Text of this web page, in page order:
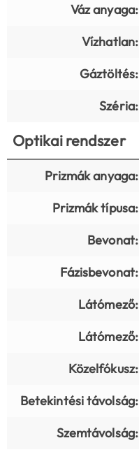
Váz anyaga:
Vízhatlan:
Gáztöltés:
Széria:
Optikai rendszer
Prizmák anyaga:
Prizmák típusa:
Bevonat:
Fázisbevonat:
Látómező:
Látómező:
Közelfókusz:
Betekintési távolság:
Szemtávolság: